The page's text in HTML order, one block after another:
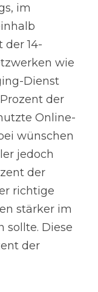
im
der 14-
wie
Dienst
der
Online-
wünschen
jedoch
der
richtige
stärker im
sollte. Diese
der